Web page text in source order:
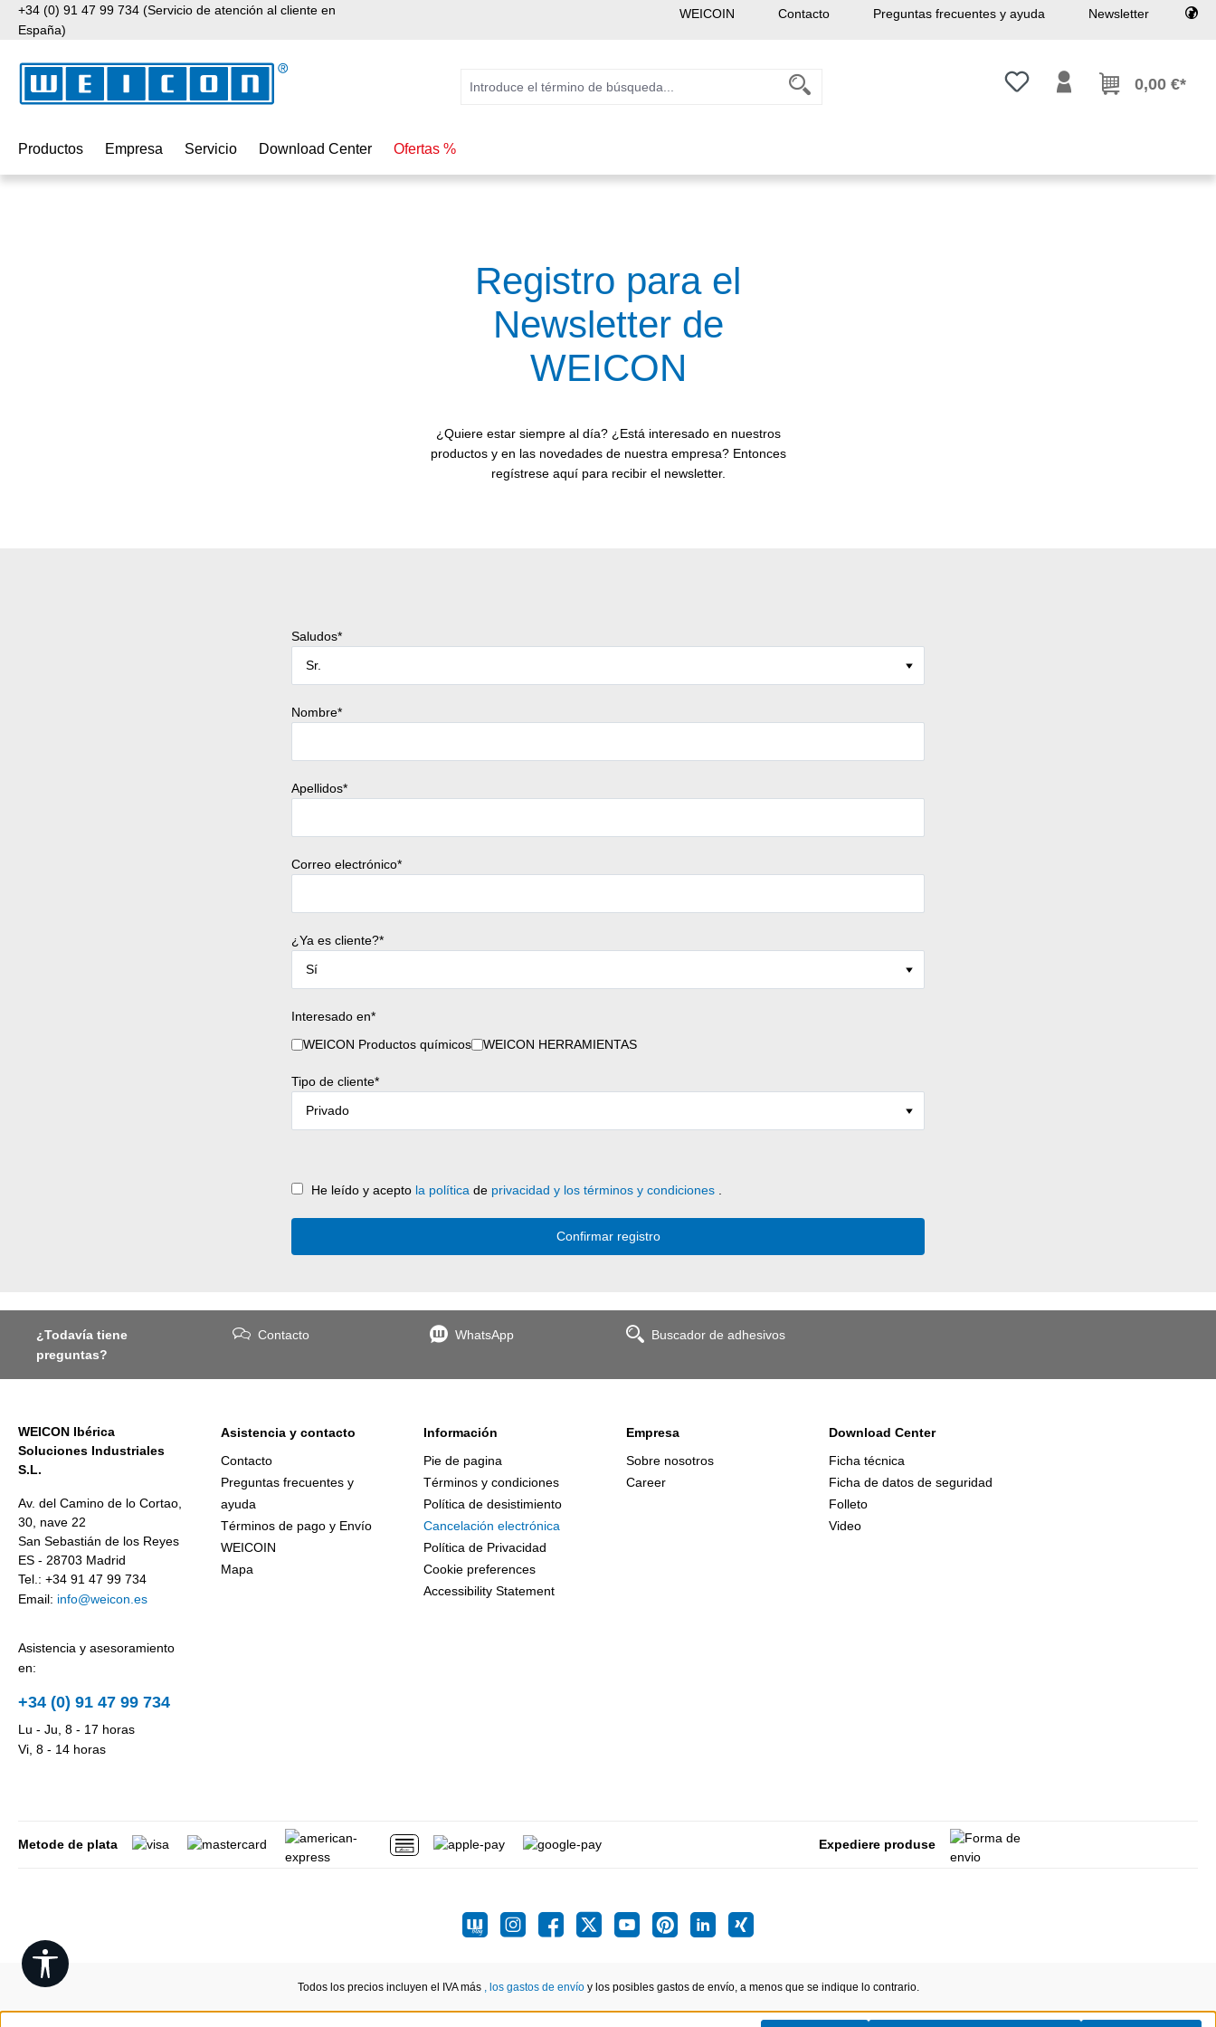
al contenido principal
Saltar a la búsqueda
Saltar a la navegación principal
+34 (0) 91 47 99 734 (Servicio de atención al cliente en
España)
WEICOIN Contacto Preguntas frecuentes y ayuda Newsletter
Tienes 0 artículos en tu lista de
0,00 €*
Productos Empresa Servicio Download Center Ofertas %
Registro para el
Newsletter de
WEICON
¿Quiere estar siempre al día? ¿Está interesado en nuestros
productos y en las novedades de nuestra empresa? Entonces
regístrese aquí para recibir el newsletter.
Saludos*
Nombre*
Apellidos*
Correo electrónico*
¿Ya es cliente?*
Interesado en*
WEICON Productos químicos
WEICON HERRAMIENTAS
Tipo de cliente*
He leído y acepto la política de privacidad y los términos y condiciones .
Confirmar registro
¿Todavía tiene
preguntas?
Contacto WhatsApp Buscador de adhesivos
WEICON Ibérica
Soluciones Industriales
S.L.
Av. del Camino de lo Cortao,
30, nave 22
San Sebastián de los Reyes
ES - 28703 Madrid
Tel.: +34 91 47 99 734
Email: info@weicon.es
Asistencia y asesoramiento
en:
+34 (0) 91 47 99 734
Lu - Ju, 8 - 17 horas
Vi, 8 - 14 horas
Asistencia y contacto
Contacto
Preguntas frecuentes y
ayuda
Términos de pago y Envío
WEICOIN
Mapa
Información
Pie de pagina
Términos y condiciones
Política de desistimiento
Cancelación electrónica
Política de Privacidad
Cookie preferences
Accessibility Statement
Empresa
Sobre nosotros
Career
Download Center
Ficha técnica
Ficha de datos de seguridad
Folleto
Video
Metode de plata Expediere produse
Todos los precios incluyen el IVA más , los gastos de envíoy los posibles gastos de envío, a menos que se indique lo contrario.
Show toolbar